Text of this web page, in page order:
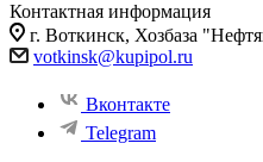
Контактная информация
г. Воткинск, Хозбаза
votkinsk@kupipol.ru
Вконтакте
Telegram